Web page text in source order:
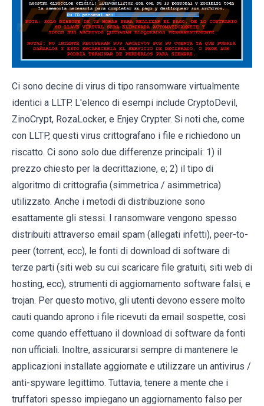
Ci sono decine di virus di tipo ransomware virtualmente
identici a LLTP. L'elenco di esempi include CryptoDevil,
ZinoCrypt, RozaLocker, e Enjey Crypter. Si noti che, come
con LLTP, questi virus crittografano i file e richiedono un
riscatto. Ci sono solo due differenze principali: 1) il
prezzo chiesto per la decrittazione, e; 2) il tipo di
algoritmo di crittografia (simmetrica / asimmetrica)
utilizzato. Anche i metodi di distribuzione sono
esattamente gli stessi. I ransomware vengono spesso
distribuiti attraverso email spam (allegati infetti), peer-to-
peer (torrent, ecc), le fonti di download di software di
terze parti (siti web su cui scaricare file gratuiti, siti web di
hosting, ecc), strumenti di aggiornamento software falsi, e
trojan. Per questo motivo, gli utenti devono essere molto
cauti quando aprono i file ricevuti da email sospette, così
come quando effettuano il download di software da fonti
non ufficiali. Inoltre, assicurarsi sempre di mantenere le
applicazioni installate aggiornate e utilizzare un antivirus /
anti-spyware legittimo. Tuttavia, tenere a mente che i
truffatori spesso impiegano un aggiornamento falso per